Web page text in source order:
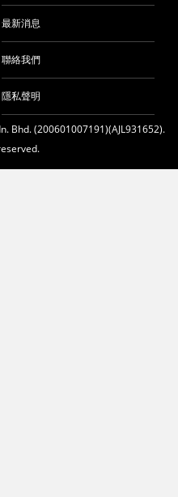
最新消息
聯絡我們
隱私聲明
Bhd. (200601007191)(AJL931652).